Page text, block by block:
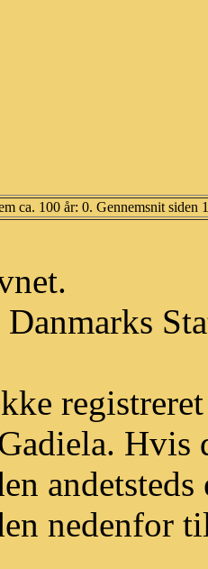
ca. 100 år: 0. Gennemsnit siden
Hvis
nedenfor